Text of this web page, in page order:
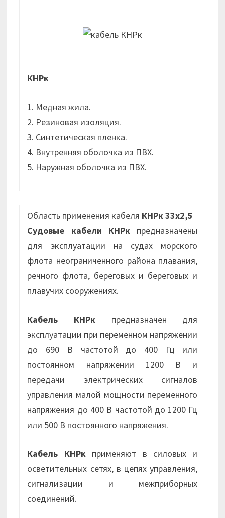
КНРк
1. Медная жила.
2. Резиновая изоляция.
3. Синтетическая пленка.
4. Внутренняя оболочка из ПВХ.
5. Наружная оболочка из ПВХ.
Область применения кабеля КНРк 33х2,5
Судовые кабели КНРк предназначены
для эксплуатации на судах морского
флота неограниченного района плавания,
речного флота, береговых и береговых и
плавучих сооружениях.
Кабель КНРк предназначен для
эксплуатации при переменном напряжении
до 690 В частотой до 400 Гц или
постоянном напряжении 1200 В и
передачи электрических сигналов
управления малой мощности переменного
напряжения до 400 В частотой до 1200 Гц
или 500 В постоянного напряжения.
Кабель КНРкприменяют в силовых и
осветительных сетях, в цепях управления,
сигнализации и межприборных
соединений.